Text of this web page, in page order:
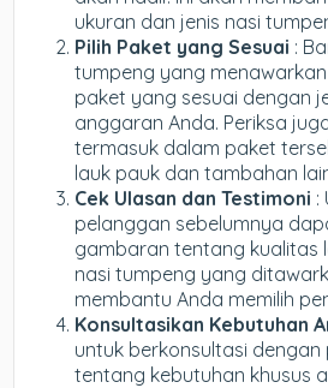
ukuran dan jenis nasi
Pilih Paket yang Sesuai :
tumpeng yang
paket yang sesuai dengan
anggaran Anda. Periksa
termasuk dalam paket
lauk pauk dan tambahan
Cek Ulasan dan Testimoni :
pelanggan sebelumnya
gambaran tentang kualitas
nasi tumpeng yang
membantu Anda memilih
Konsultasikan Kebutuhan
untuk berkonsultasi
tentang kebutuhan khusus